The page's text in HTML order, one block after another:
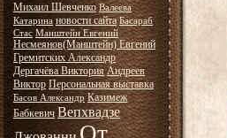
Михаил Шевченко Валеева
Катарина новости сайта Басараб
Стас Манштейн Евгений
Несмеянов(Манштейн) Евгений
Гремитских Александр
Дергачёва Виктория Андреев
Виктор Персональная выставка
Басов Александр Казимеж
Бабкевич Вепхвадзе